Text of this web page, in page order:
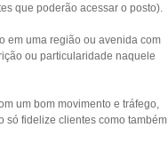
que poderão acessar o posto).
em uma região ou avenida com
ou particularidade naquele
um bom movimento e tráfego,
só fidelize clientes como também